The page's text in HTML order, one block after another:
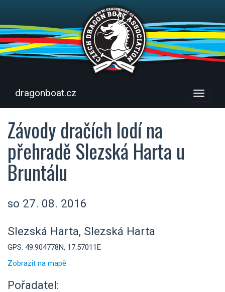
Menu
dragonboat.cz
Závody dračích lodí na
přehradě Slezská Harta u
Bruntálu
so 27. 08. 2016
Slezská Harta, Slezská Harta
GPS: 49.904778N, 17.57011E
Zobrazit na mapě
Pořadatel: